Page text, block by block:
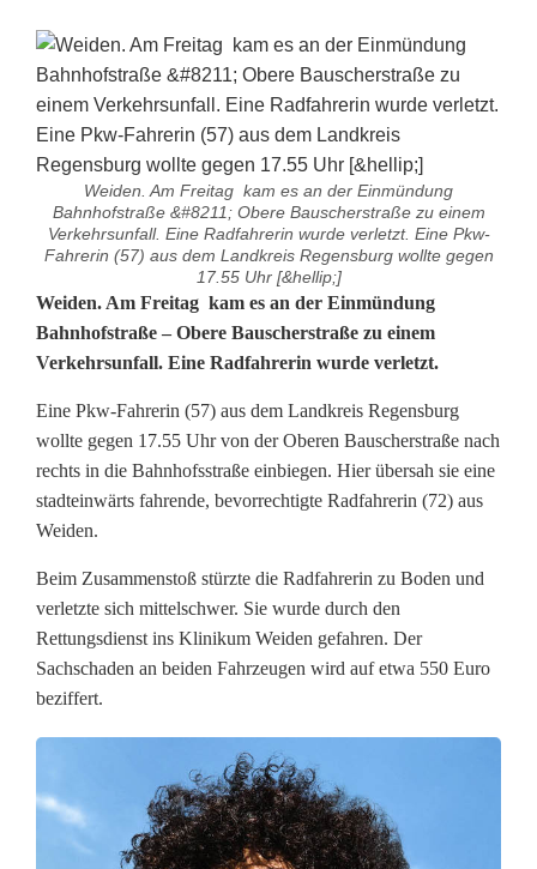
Weiden. Am Freitag kam es an der Einmündung
Bahnhofstraße &#8211; Obere Bauscherstraße zu einem
Verkehrsunfall. Eine Radfahrerin wurde verletzt. Eine Pkw-
Fahrerin (57) aus dem Landkreis Regensburg wollte gegen
17.55 Uhr [&hellip;]
V
e
r
k
e
h
r
s
u
a
Weiden. Am Freitag kam es an der Einmündung
Bahnhofstraße – Obere Bauscherstraße zu einem
Verkehrsunfall. Eine Radfahrerin wurde verletzt.
Eine Pkw-Fahrerin (57) aus dem Landkreis Regensburg
wollte gegen 17.55 Uhr von der Oberen Bauscherstraße nach
rechts in die Bahnhofsstraße einbiegen. Hier übersah sie eine
stadteinwärts fahrende, bevorrechtigte Radfahrerin (72) aus
Weiden.
Beim Zusammenstoß stürzte die Radfahrerin zu Boden und
verletzte sich mittelschwer. Sie wurde durch den
Rettungsdienst ins Klinikum Weiden gefahren. Der
Sachschaden an beiden Fahrzeugen wird auf etwa 550 Euro
beziffert.